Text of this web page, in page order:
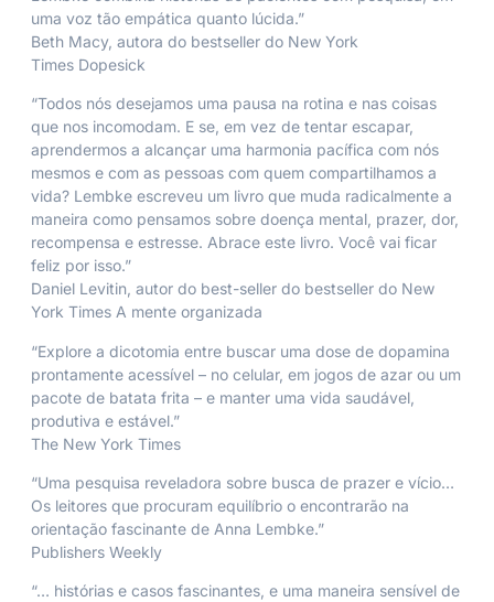
uma voz tão empática quanto lúcida.”
Beth Macy, autora do bestseller do New York
Times Dopesick
“Todos nós desejamos uma pausa na rotina e nas coisas
que nos incomodam. E se, em vez de tentar escapar,
aprendermos a alcançar uma harmonia pacífica com nós
mesmos e com as pessoas com quem compartilhamos a
vida? Lembke escreveu um livro que muda radicalmente a
maneira como pensamos sobre doença mental, prazer, dor,
recompensa e estresse. Abrace este livro. Você vai ficar
feliz por isso.”
Daniel Levitin , autor do best-seller do bestseller do New
York Times A mente organizada
“Explore a dicotomia entre buscar uma dose de dopamina
prontamente acessível – no celular, em jogos de azar ou um
pacote de batata frita – e manter uma vida saudável,
produtiva e estável.”
The New York Times
“Uma pesquisa reveladora sobre busca de prazer e vício…
Os leitores que procuram equilíbrio o encontrarão na
orientação fascinante de Anna Lembke.”
Publishers Weekly
“… histórias e casos fascinantes, e uma maneira sensível de